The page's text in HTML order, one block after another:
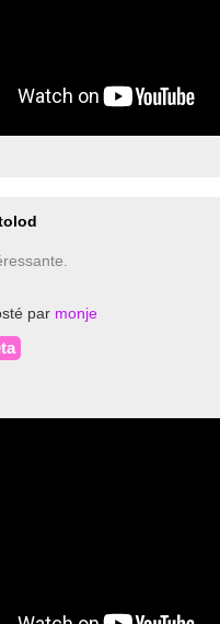
par monje